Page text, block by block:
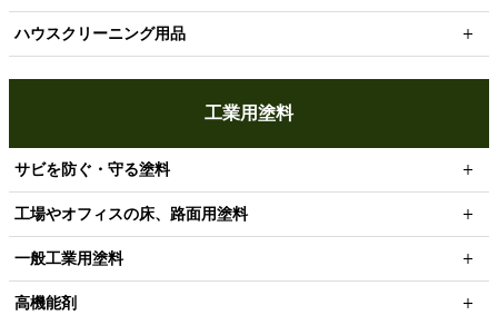
ハウスクリーニング用品
工業用塗料
サビを防ぐ・守る塗料
工場やオフィスの床、路面用塗料
一般工業用塗料
高機能剤